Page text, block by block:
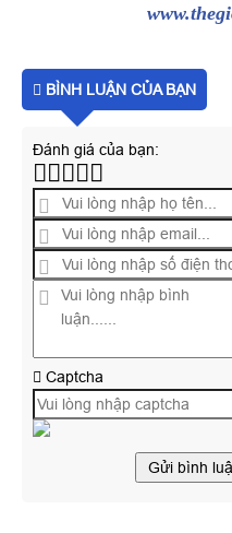
BÌNH LUẬN CỦA BẠN
Đánh giá của bạn:
Captcha
Gửi bình